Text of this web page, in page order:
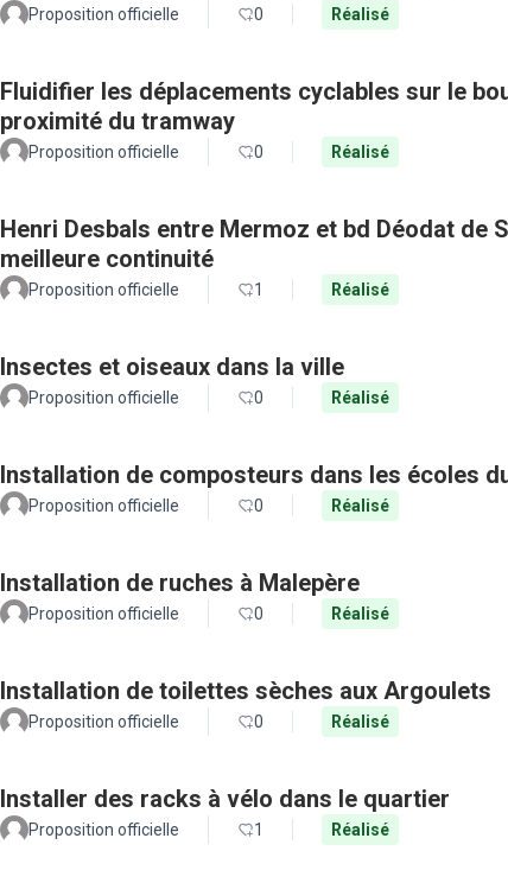
Proposition officielle 0 Réalisé
Fluidifier les déplacements cyclables sur le
proximité du tramway
Proposition officielle 0 Réalisé
Henri Desbals entre Mermoz et bd Déodat de
meilleure continuité
Proposition officielle 1 Réalisé
Insectes et oiseaux dans la ville
Proposition officielle 0 Réalisé
Installation de composteurs dans les écoles
Proposition officielle 0 Réalisé
Installation de ruches à Malepère
Proposition officielle 0 Réalisé
Installation de toilettes sèches aux Argoulets
Proposition officielle 0 Réalisé
Installer des racks à vélo dans le quartier
Proposition officielle 1 Réalisé